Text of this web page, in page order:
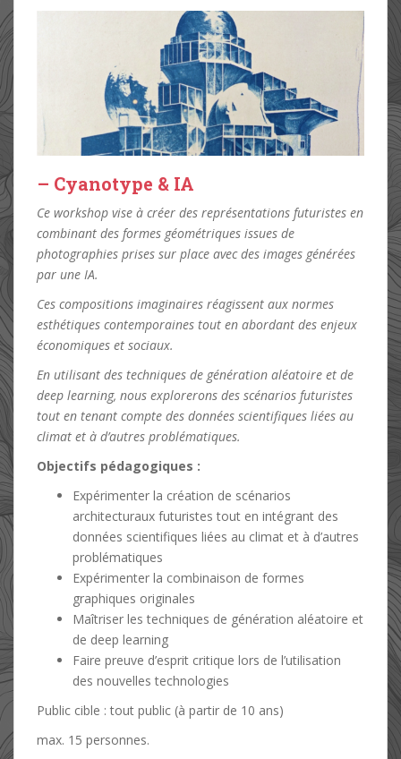
23 octobre 2023 resologin
– Cyanotype & IA
Ce workshop vise à créer des représentations futuristes en
combinant des formes géométriques issues de
photographies prises sur place avec des images générées
par une IA.
Ces compositions imaginaires réagissent aux normes
esthétiques contemporaines tout en abordant des enjeux
économiques et sociaux.
En utilisant des techniques de génération aléatoire et de
deep learning, nous explorerons des scénarios futuristes
tout en tenant compte des données scientifiques liées au
climat et à d’autres problématiques.
Objectifs pédagogiques :
Expérimenter la création de scénarios
architecturaux futuristes tout en intégrant des
données scientifiques liées au climat et à d’autres
problématiques
Expérimenter la combinaison de formes
graphiques originales
Maîtriser les techniques de génération aléatoire et
de deep learning
Faire preuve d’esprit critique lors de l’utilisation
des nouvelles technologies
Public cible : tout public (à partir de 10 ans)
max. 15 personnes.